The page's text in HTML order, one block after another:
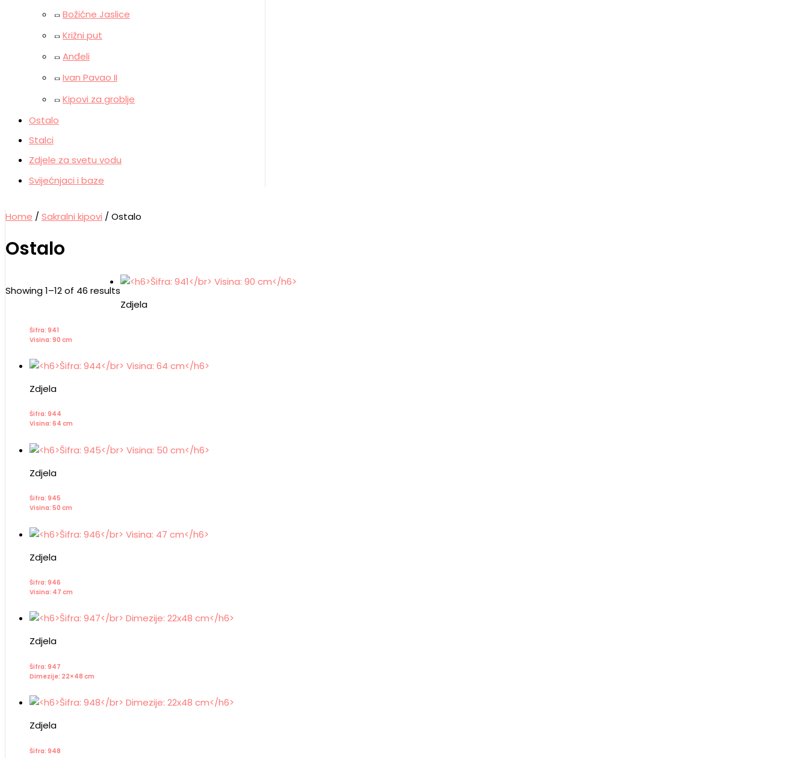
Božićne Jaslice
Križni put
Anđeli
Ivan Pavao II
Kipovi za groblje
Ostalo
Stalci
Zdjele za svetu vodu
Svijećnjaci i baze
Home / Sakralni kipovi / Ostalo
Ostalo
Showing 1–12 of 46 results
Zdjela
Šifra: 941
Visina: 90 cm
Zdjela
Šifra: 944
Visina: 64 cm
Zdjela
Šifra: 945
Visina: 50 cm
Zdjela
Šifra: 946
Visina: 47 cm
Zdjela
Šifra: 947
Dimezije: 22×48 cm
Zdjela
Šifra: 948